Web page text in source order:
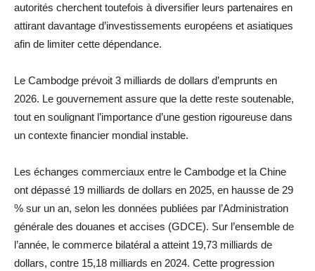
autorités cherchent toutefois à diversifier leurs partenaires en
attirant davantage d’investissements européens et asiatiques
afin de limiter cette dépendance.
Le Cambodge prévoit 3 milliards de dollars d’emprunts en
2026. Le gouvernement assure que la dette reste soutenable,
tout en soulignant l’importance d’une gestion rigoureuse dans
un contexte financier mondial instable.
Les échanges commerciaux entre le Cambodge et la Chine
ont dépassé 19 milliards de dollars en 2025, en hausse de 29
% sur un an, selon les données publiées par l’Administration
générale des douanes et accises (GDCE). Sur l’ensemble de
l’année, le commerce bilatéral a atteint 19,73 milliards de
dollars, contre 15,18 milliards en 2024. Cette progression